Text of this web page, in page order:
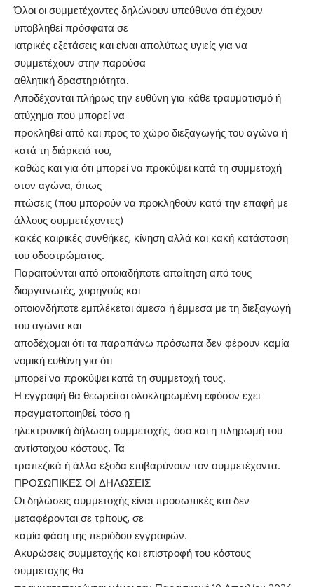
Όλοι οι συμμετέχοντες δηλώνουν υπεύθυνα ότι έχουν
υποβληθεί πρόσφατα σε
ιατρικές εξετάσεις και είναι απολύτως υγιείς για να
συμμετέχουν στην παρούσα
αθλητική δραστηριότητα.
Αποδέχονται πλήρως την ευθύνη για κάθε τραυματισμό ή
ατύχημα που μπορεί να
προκληθεί από και προς το χώρο διεξαγωγής του αγώνα ή
κατά τη διάρκειά του,
καθώς και για ότι μπορεί να προκύψει κατά τη συμμετοχή
στον αγώνα, όπως
πτώσεις (που μπορούν να προκληθούν κατά την επαφή με
άλλους συμμετέχοντες)
κακές καιρικές συνθήκες, κίνηση αλλά και κακή κατάσταση
του οδοστρώματος.
Παραιτούνται από οποιαδήποτε απαίτηση από τους
διοργανωτές, χορηγούς και
οποιονδήποτε εμπλέκεται άμεσα ή έμμεσα με τη διεξαγωγή
του αγώνα και
αποδέχομαι ότι τα παραπάνω πρόσωπα δεν φέρουν καμία
νομική ευθύνη για ότι
μπορεί να προκύψει κατά τη συμμετοχή τους.
Η εγγραφή θα θεωρείται ολοκληρωμένη εφόσον έχει
πραγματοποιηθεί, τόσο η
ηλεκτρονική δήλωση συμμετοχής, όσο και η πληρωμή του
αντίστοιχου κόστους. Τα
τραπεζικά ή άλλα έξοδα επιβαρύνουν τον συμμετέχοντα.
ΠΡΟΣΩΠΙΚΕΣ ΟΙ ΔΗΛΩΣΕΙΣ
Οι δηλώσεις συμμετοχής είναι προσωπικές και δεν
μεταφέρονται σε τρίτους, σε
καμία φάση της περιόδου εγγραφών.
Ακυρώσεις συμμετοχής και επιστροφή του κόστους
συμμετοχής θα